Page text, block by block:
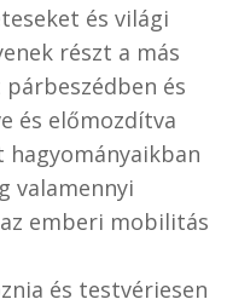
és világi
részt a más
és
és előmozdítva
hagyományaikban
valamennyi
emberi mobilitás
és testvériesen